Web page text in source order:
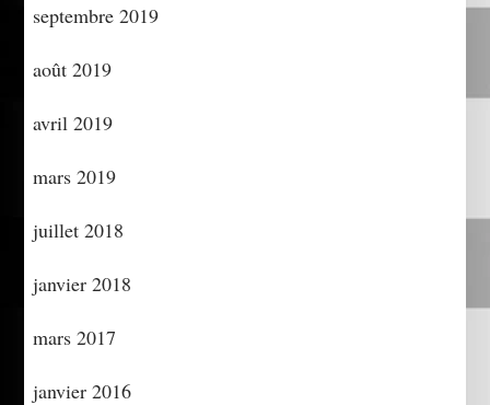
septembre 2019
août 2019
avril 2019
mars 2019
juillet 2018
janvier 2018
mars 2017
janvier 2016